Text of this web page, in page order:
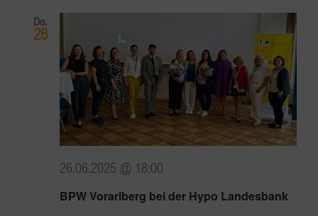
Do.
26
BPW Vorarlberg bei der Hypo Landesbank
26.06.2025 @ 18:00